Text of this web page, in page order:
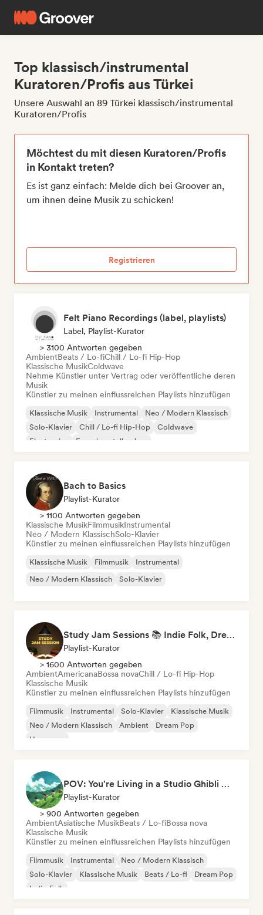
Top klassisch/instrumental
Kuratoren/Profis aus Türkei
Unsere Auswahl an 89 Türkei klassisch/instrumental
Kuratoren/Profis
Möchtest du mit diesen Kuratoren/Profis
in Kontakt treten?
Es ist ganz einfach: Melde dich bei Groover an,
um ihnen deine Musik zu schicken!
Registrieren
Felt Piano Recordings (label, playlists)
Label, Playlist-Kurator
> 3100 Antworten gegeben
AmbientBeats / Lo-fiChill / Lo-fi Hip-Hop
Klassische MusikColdwave
Nehme Künstler unter Vertrag oder veröffentliche deren
Musik
Künstler zu meinen einflussreichen Playlists hinzufügen
Klassische Musik Instrumental
Neo / Modern Klassisch
Solo-Klavier
Chill / Lo-fi Hip-Hop
Coldwave
Electronica
Experimenteller Jazz
Bach to Basics
Playlist-Kurator
> 1100 Antworten gegeben
Klassische MusikFilmmusikInstrumental
Neo / Modern KlassischSolo-Klavier
Künstler zu meinen einflussreichen Playlists hinzufügen
Klassische Musik Filmmusik
Instrumental
Neo / Modern Klassisch
Solo-Klavier
Study Jam Sessions 📚 Indie Folk, Dream Pop & Singer-Songwriter
Playlist-Kurator
> 1600 Antworten gegeben
AmbientAmericanaBossa novaChill / Lo-fi Hip-Hop
Klassische Musik
Künstler zu meinen einflussreichen Playlists hinzufügen
Filmmusik Instrumental Solo-Klavier
Klassische Musik
Neo / Modern Klassisch
Ambient
Dream Pop
Hyperpop
POV: You're Living in a Studio Ghibli Movie 🌱 Neo-Classical Piano & Dream Pop
Playlist-Kurator
> 900 Antworten gegeben
AmbientAsiatische MusikBeats / Lo-fiBossa nova
Klassische Musik
Künstler zu meinen einflussreichen Playlists hinzufügen
Filmmusik Instrumental
Neo / Modern Klassisch
Solo-Klavier
Klassische Musik Beats / Lo-fi
Dream Pop
Indie-Folk